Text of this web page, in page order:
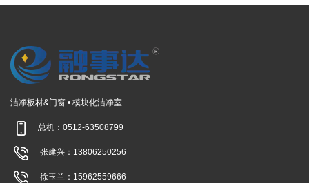
洁净板材&门窗 • 模块化洁净室
总机：0512-63508799
张建兴：13806250256
徐玉兰：15962559666